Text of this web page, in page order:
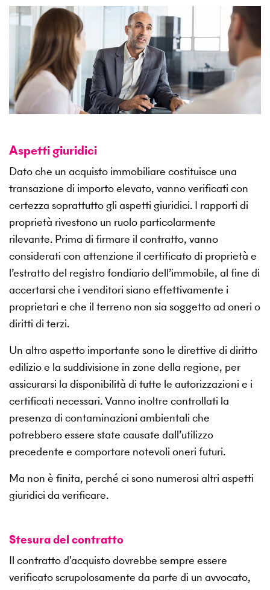
Aspetti giuridici
Dato che un acquisto immobiliare costituisce una
transazione di importo elevato, vanno verificati con
certezza soprattutto gli aspetti giuridici. I rapporti di
proprietà rivestono un ruolo particolarmente
rilevante. Prima di firmare il contratto, vanno
considerati con attenzione il certificato di proprietà e
l’estratto del registro fondiario dell’immobile, al fine di
accertarsi che i venditori siano effettivamente i
proprietari e che il terreno non sia soggetto ad oneri o
diritti di terzi.
Un altro aspetto importante sono le direttive di diritto
edilizio e la suddivisione in zone della regione, per
assicurarsi la disponibilità di tutte le autorizzazioni e i
certificati necessari. Vanno inoltre controllati la
presenza di contaminazioni ambientali che
potrebbero essere state causate dall’utilizzo
precedente e comportare notevoli oneri futuri.
Ma non è finita, perché ci sono numerosi altri aspetti
giuridici da verificare.
Stesura del contratto
Il contratto d'acquisto dovrebbe sempre essere
verificato scrupolosamente da parte di un avvocato,